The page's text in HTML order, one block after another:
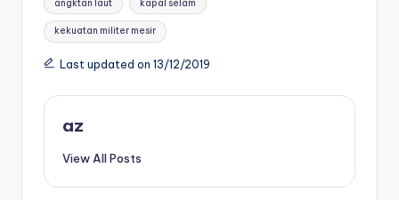
angktan laut kapal selam
kekuatan militer mesir
Last updated on 13/12/2019
az
View All Posts